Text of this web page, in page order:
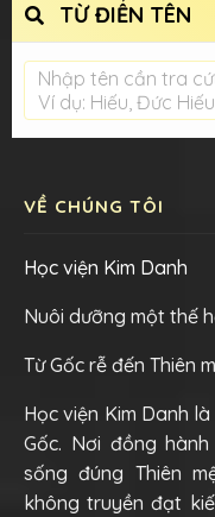
TỪ ĐIỂN TÊN
Nhập tên cần tra
Ví dụ: Hiếu, Đức Hiếu
VỀ CHÚNG TÔI
Học viện Kim Danh
Nuôi dưỡng một thế
Từ Gốc rễ đến Thiên
Học viện Kim Danh
Gốc. Nơi đồng
sống đúng Thiên
không truyền đạt